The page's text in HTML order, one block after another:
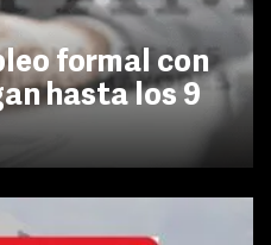
formal con
hasta los 9